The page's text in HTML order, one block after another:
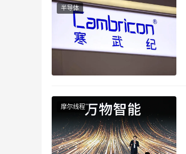
半导体
摩尔线程